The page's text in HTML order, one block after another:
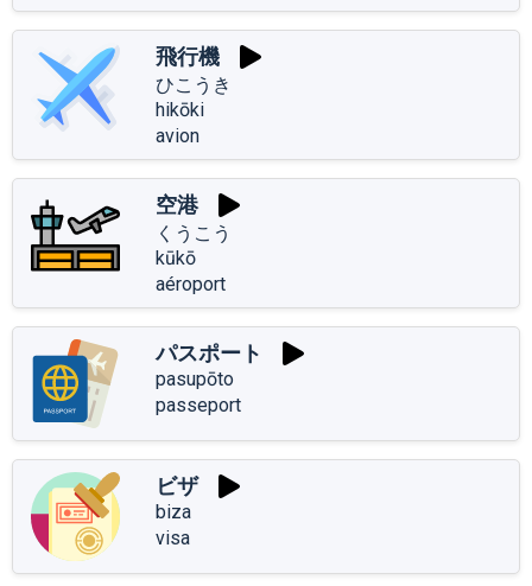
飛行機
ひこうき
hikōki
avion
空港
くうこう
kūkō
aéroport
パスポート
pasupōto
passeport
ビザ
biza
visa